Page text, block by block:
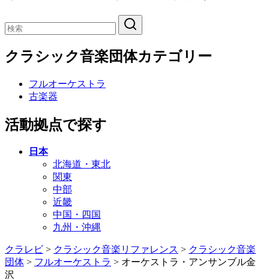
クラシック音楽団体カテゴリー
フルオーケストラ
古楽器
活動拠点で探す
日本
北海道・東北
関東
中部
近畿
中国・四国
九州・沖縄
クラレビ > クラシック音楽リファレンス > クラシック音楽
団体 > フルオーケストラ > オーケストラ・アンサンブル金
沢